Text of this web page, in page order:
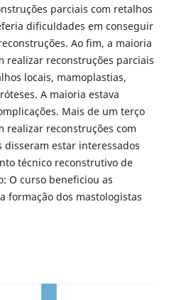
parciais com retalhos
dificuldades em conseguir
Ao fim, a maioria
realizar reconstruções parciais
locais, mamoplastias,
A maioria estava
Mais de um terço
realizar reconstruções com
disseram estar interessados
técnico reconstrutivo de
O curso beneficiou as
formação dos mastologistas